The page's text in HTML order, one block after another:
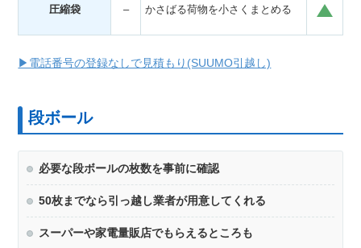
圧縮袋 – かさばる荷物を小さくまとめる
▶電話番号の登録なしで見積もり(SUUMO引越し)
段ボール
必要な段ボールの枚数を事前に確認
50枚までなら引っ越し業者が用意してくれる
スーパーや家電量販店でもらえるところも